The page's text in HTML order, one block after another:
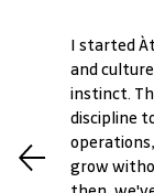
I started
and
instinct.
discipline
grow